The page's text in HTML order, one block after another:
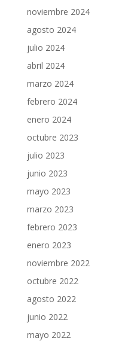
noviembre 2024
agosto 2024
julio 2024
abril 2024
marzo 2024
febrero 2024
enero 2024
octubre 2023
julio 2023
junio 2023
mayo 2023
marzo 2023
febrero 2023
enero 2023
noviembre 2022
octubre 2022
agosto 2022
junio 2022
mayo 2022